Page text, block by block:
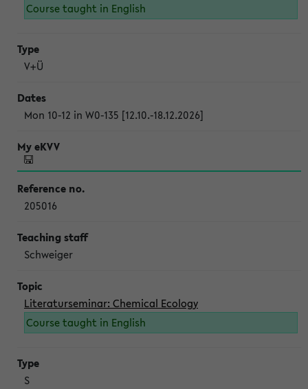
Course taught in English
V+Ü
Mon 10-12 in W0-135 [12.10.-18.12.2026]
205016
Schweiger
Literaturseminar: Chemical Ecology
Course taught in English
S